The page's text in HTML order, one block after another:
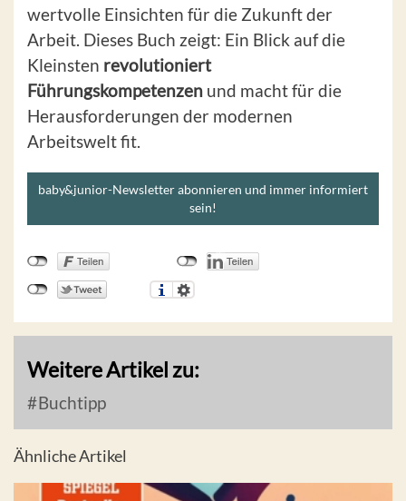
wertvolle Einsichten für die Zukunft der
Arbeit. Dieses Buch zeigt: Ein Blick auf die
Kleinsten revolutioniert
Führungskompetenzen und macht für die
Herausforderungen der modernen
Arbeitswelt fit.
baby&junior-Newsletter abonnieren und immer informiert
sein!
Weitere Artikel zu:
Buchtipp
Ähnliche Artikel